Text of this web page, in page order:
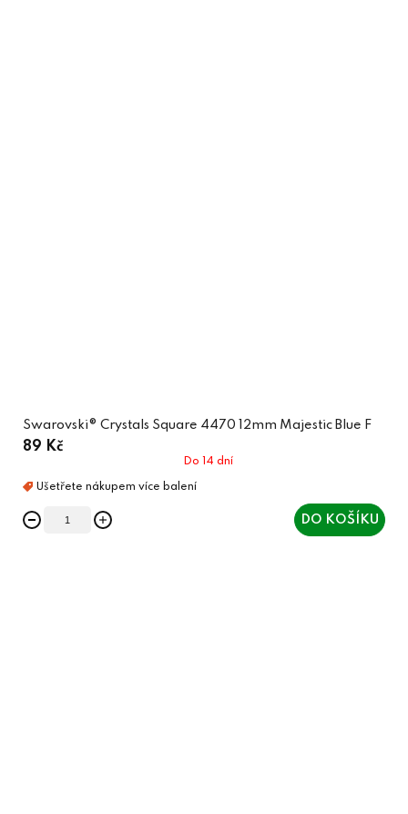
Swarovski® Crystals Square 4470 12mm Majestic Blue F
89 Kč
Do 14 dní
DO KOŠÍKU